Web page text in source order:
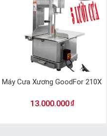
Máy Cưa Xương GoodFor 210X
13.000.000 ₫